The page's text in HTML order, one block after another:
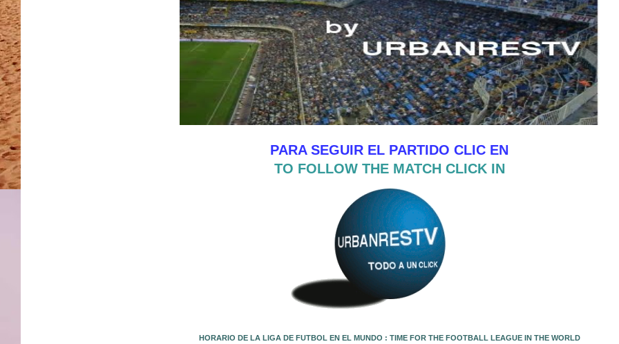
PARA SEGUIR EL PARTIDO CLIC EN
TO FOLLOW THE MATCH CLICK IN
HORARIO DE LA LIGA DE FUTBOL EN EL MUNDO : TIME FOR THE FOOTBALL LEAGUE IN THE WORLD